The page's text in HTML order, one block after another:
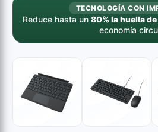
TECNOLOGÍA CON
Reduce hasta un 80% la huella de
economía